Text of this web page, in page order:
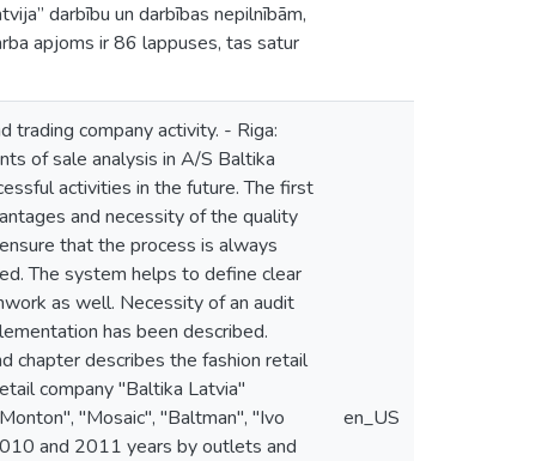
darbību un darbības nepilnībām,
apjoms ir 86 lappuses, tas satur
trading company activity. - Riga:
of sale analysis in A/S Baltika
activities in the future. The first
and necessity of the quality
that the process is always
The system helps to define clear
as well. Necessity of an audit
has been described.
chapter describes the fashion retail
company "Baltika Latvia"
"Mosaic", "Baltman", "Ivo
and 2011 years by outlets and
en_US